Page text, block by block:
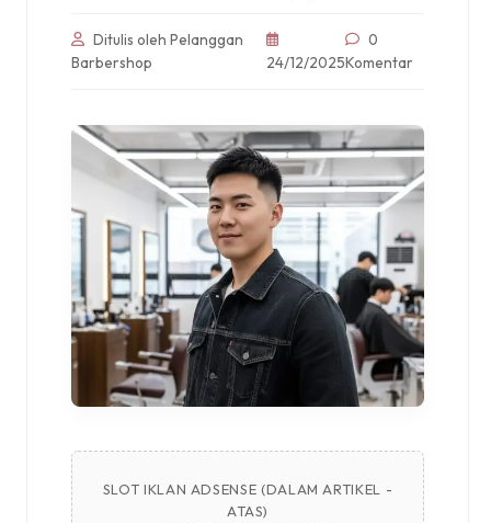
Ditulis oleh Pelanggan
Barbershop
24/12/2025
0
Komentar
SLOT IKLAN ADSENSE (DALAM ARTIKEL -
ATAS)